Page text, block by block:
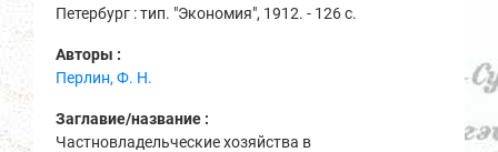
Петербург : тип. "Экономия", 1912. - 126 с.
Авторы :
Перлин, Ф. Н.
Заглавие/название :
Частновладельческие хозяйства в